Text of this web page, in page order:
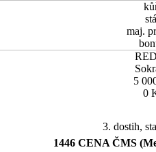
maj.
5
0
3. dostih,
1446 CENA ČMS